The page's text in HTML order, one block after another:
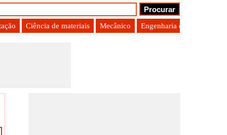
Ciência de materiais Mecânico Engenharia de Produção